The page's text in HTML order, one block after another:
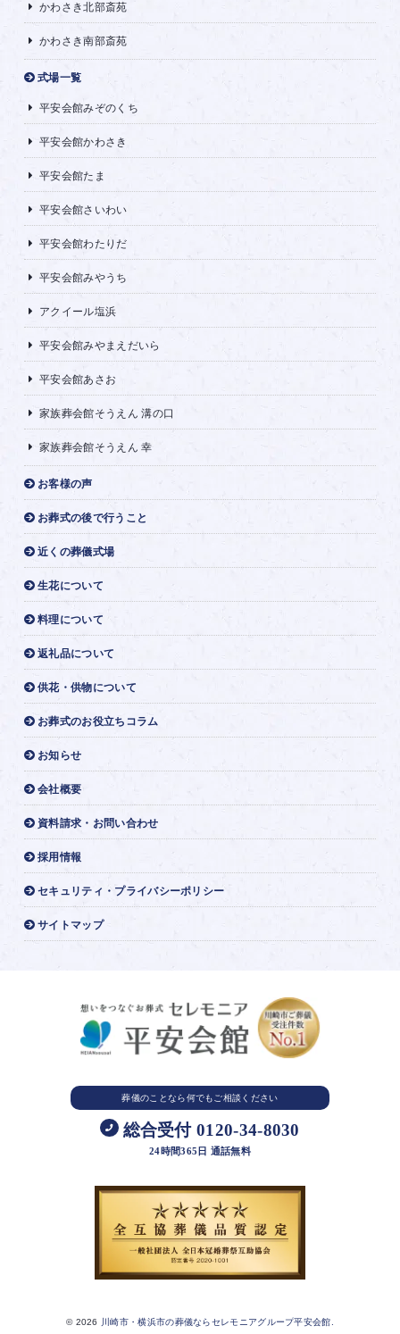
かわさき北部斎苑
かわさき南部斎苑
式場一覧
平安会館みぞのくち
平安会館かわさき
平安会館たま
平安会館さいわい
平安会館わたりだ
平安会館みやうち
アクイール塩浜
平安会館みやまえだいら
平安会館あさお
家族葬会館そうえん 溝の口
家族葬会館そうえん 幸
お客様の声
お葬式の後で行うこと
近くの葬儀式場
生花について
料理について
返礼品について
供花・供物について
お葬式のお役立ちコラム
お知らせ
会社概要
資料請求・お問い合わせ
採用情報
セキュリティ・プライバシーポリシー
サイトマップ
葬儀のことなら何でもご相談ください
総合受付 0120-34-8030
24時間365日 通話無料
© 2026 川崎市・横浜市の葬儀ならセレモニアグループ平安会館.